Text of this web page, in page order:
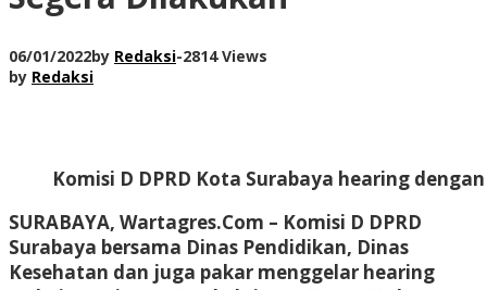
06/01/2022by Redaksi-2814 Views
by Redaksi
Komisi D DPRD Kota Surabaya hearing
SURABAYA, Wartagres.Com – Komisi D DPRD
Surabaya bersama Dinas Pendidikan, Dinas
Kesehatan dan juga pakar menggelar hearing